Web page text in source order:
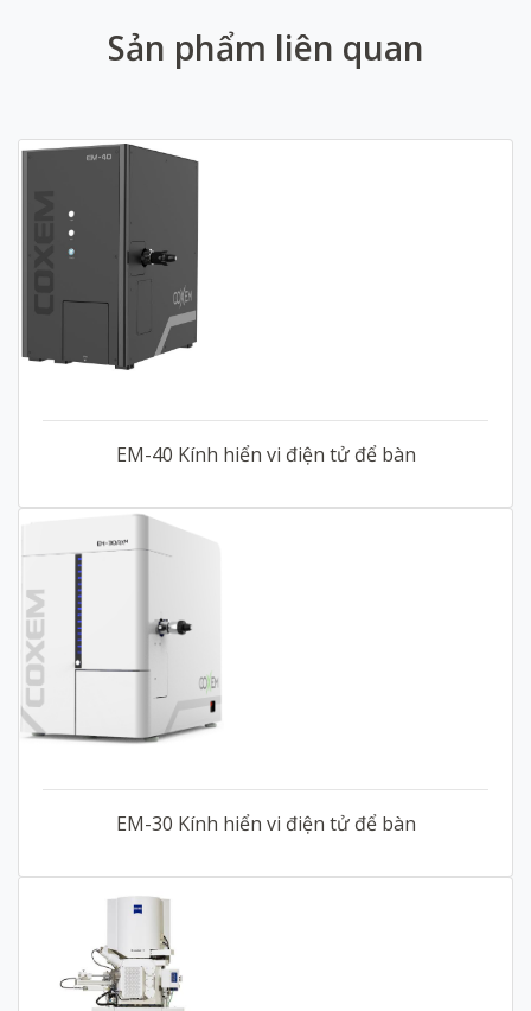
Sản phẩm liên quan
EM-40 Kính hiển vi điện tử để bàn
EM-30 Kính hiển vi điện tử để bàn